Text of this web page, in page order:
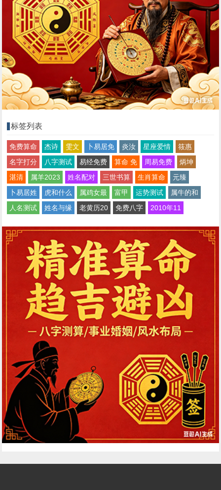
标签列表
免费算命 杰诗 雯文 卜易居免 炎汝 星座爱情
筱惠
名字打分
八字测试 易经免费 算命 免 周易免费
炳坤
湛清
属羊2023 姓名配对 三世书算 生肖算命
元臻
卜易居姓
虎和什么 属鸡女最 富甲 运势测试
属牛的和
人名测试
姓名与缘 老黄历20 免费八字 2010年11